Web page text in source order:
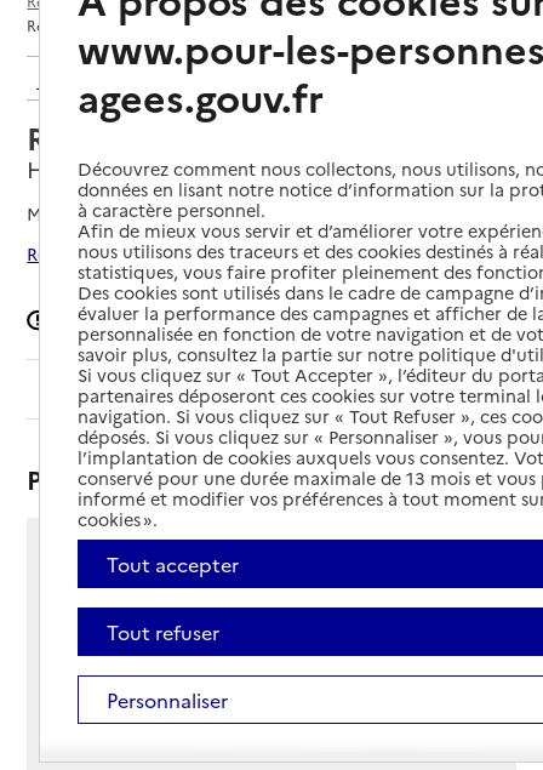
Résidence autonomie Les Mûriers
Retour aux résultats de l'annuaire
Résidence autonomie Les Mûriers
Hyères, VAR
Mis à jour le11/06/2025
Rechercher les établissements autour de Hyères
Signaler une erreur
Sommaire
Présentation
1 rue Louis Armand
83400 - Hyères
Téléphone :
04 83 69 05 27
Contact
Contact
Site Internet
Site internet non renseigné
Gestionnaire :
www.pour-les-
agees.gouv.fr
Découvrez comment nous collectons, nous utilisons,
données en lisant notre notice d’information sur la
à caractère personnel.
Afin de mieux vous servir et d’améliorer votre
nous utilisons des traceurs et des cookies destinés à
statistiques, vous faire profiter pleinement des
Des cookies sont utilisés dans le cadre de campagne
évaluer la performance des campagnes et afficher de
personnalisée en fonction de votre navigation et de
savoir plus, consultez la partie sur notre politique
Si vous cliquez sur « Tout Accepter », l’éditeur du
partenaires déposeront ces cookies sur votre terminal
navigation. Si vous cliquez sur « Tout Refuser », ces
déposés. Si vous cliquez sur « Personnaliser », vous
l’implantation de cookies auxquels vous consentez.
conservé pour une durée maximale de 13 mois et
informé et modifier vos préférences à tout moment
cookies ».
Tout accepter
Tout refuser
Personnaliser